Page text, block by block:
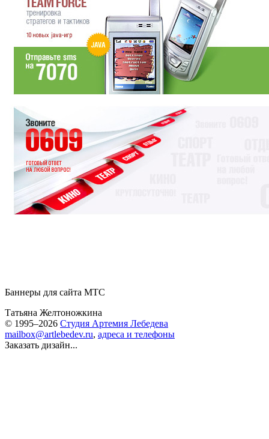
Баннеры для сайта МТС
Татьяна Желтоножкина
© 1995–2026 Студия Артемия Лебедева
mailbox@artlebedev.ru, адреса и телефоны
Заказать дизайн...